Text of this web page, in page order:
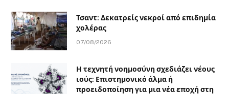
Τσαντ: Δεκατρείς νεκροί από επιδημία
χολέρας
07/08/2026
Η τεχνητή νοημοσύνη σχεδιάζει νέους
ιούς: Επιστημονικό άλμα ή
προειδοποίηση για μια νέα εποχή στη